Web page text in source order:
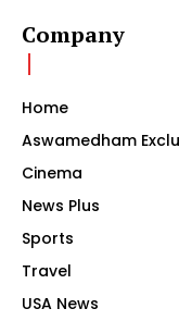
Company
Home
Aswamedham
Cinema
News Plus
Sports
Travel
USA News